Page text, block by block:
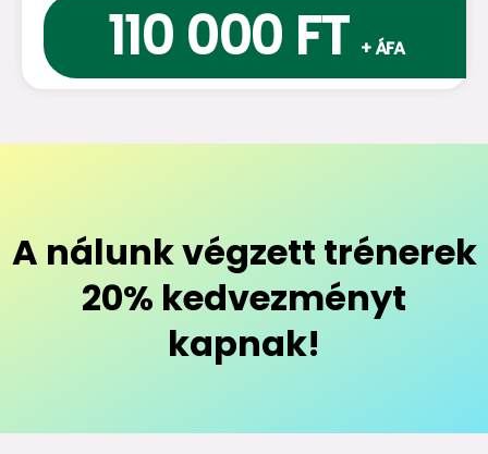
110 000 FT + ÁFA
A nálunk végzett trénerek
20% kedvezményt
kapnak!